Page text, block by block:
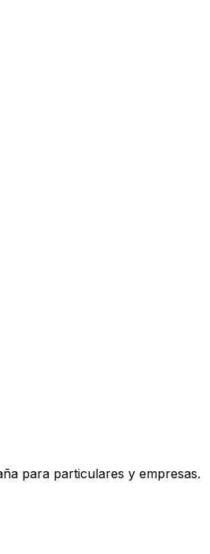
para particulares y empresas.